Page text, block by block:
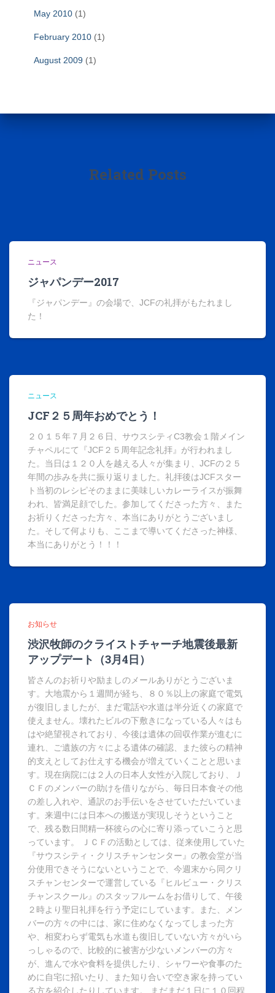
May 2010 (1)
February 2010 (1)
August 2009 (1)
Related Posts
ニュース
ジャパンデー2017
『ジャパンデー』の会場で、JCFの礼拝がもたれまし
た！
ニュース
JCF２５周年おめでとう！
２０１５年７月２６日、サウスシティC3教会１階メイン
チャペルにて『JCF２５周年記念礼拝』が行われまし
た。当日は１２０人を越える人々が集まり、JCFの２５
年間の歩みを共に振り返りました。礼拝後はJCFスター
ト当初のレシピそのままに美味しいカレーライスが振舞
われ、皆満足顔でした。参加してくださった方々、また
お祈りくださった方々、本当にありがとうございまし
た。そして何よりも、ここまで導いてくださった神様、
本当にありがとう！！！
お知らせ
渋沢牧師のクライストチャーチ地震後最新
アップデート（3月4日）
皆さんのお祈りや励ましのメールありがとうございま
す。大地震から１週間が経ち、８０％以上の家庭で電気
が復旧しましたが、まだ電話や水道は半分近くの家庭で
使えません。壊れたビルの下敷きになっている人々はも
はや絶望視されており、今後は遺体の回収作業が進むに
連れ、ご遺族の方々による遺体の確認、また彼らの精神
的支えとしてお仕えする機会が増えていくことと思いま
す。現在病院には２人の日本人女性が入院しており、Ｊ
ＣＦのメンバーの助けを借りながら、毎日日本食その他
の差し入れや、通訳のお手伝いをさせていただいていま
す。来週中には日本への搬送が実現しそうということ
で、残る数日間精一杯彼らの心に寄り添っていこうと思
っています。 ＪＣＦの活動としては、従来使用していた
『サウスシティ・クリスチャンセンター』の教会堂が当
分使用できそうにないということで、今週末から同クリ
スチャンセンターで運営している『ヒルビュー・クリス
チャンスクール』のスタッフルームをお借りして、午後
２時より聖日礼拝を行う予定にしています。また、メン
バーの方々の中には、家に住めなくなってしまった方
や、相変わらず電気も水道も復旧していない方々がいら
っしゃるので、比較的に被害が少ないメンバーの方々
が、進んで水や食料を提供したり、シャワーや食事のた
めに自宅に招いたり、また知り合いで空き家を持ってい
る方を紹介したりしています。 まだまだ１日に１０回程